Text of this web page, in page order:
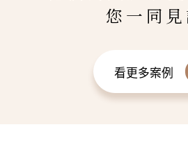
您一同見
看更多案例